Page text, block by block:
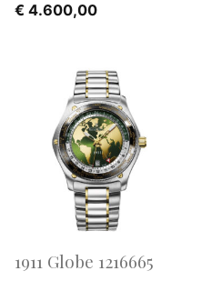
€ 4.600,00
1911 Globe 1216665